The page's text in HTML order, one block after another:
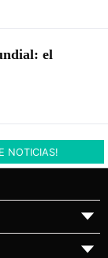
el
NOTICIAS!
▼
▼